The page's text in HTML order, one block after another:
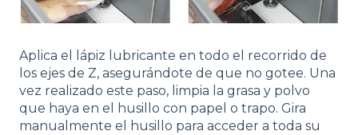
Aplica el lápiz lubricante en todo el recorrido de
los ejes de Z, asegurándote de que no gotee. Una
vez realizado este paso, limpia la grasa y polvo
que haya en el husillo con papel o trapo. Gira
manualmente el husillo para acceder a toda su